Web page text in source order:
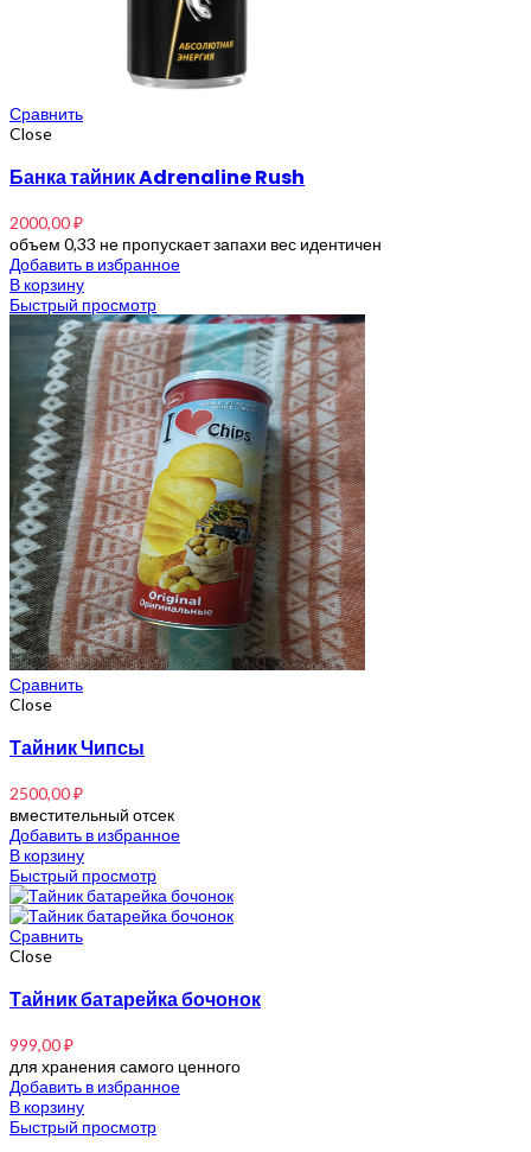
Сравнить
Close
Банка тайник Adrenaline Rush
2000,00₽
объем 0,33 не пропускает запахи вес идентичен
Добавить в избранное
В корзину
Быстрый просмотр
Сравнить
Close
Тайник Чипсы
2500,00₽
вместительный отсек
Добавить в избранное
В корзину
Быстрый просмотр
Сравнить
Close
Тайник батарейка бочонок
999,00₽
для хранения самого ценного
Добавить в избранное
В корзину
Быстрый просмотр